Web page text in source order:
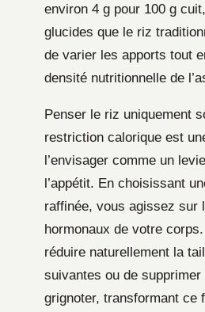
environ 4 g pour 100 g
glucides que le riz
de varier les apports tout
densité nutritionnelle de
Penser le riz uniquement
restriction calorique est
l’envisager comme un
l’appétit. En choisissant
raffinée, vous agissez sur
hormonaux de votre
réduire naturellement la
suivantes ou de supprimer
grignoter, transformant ce